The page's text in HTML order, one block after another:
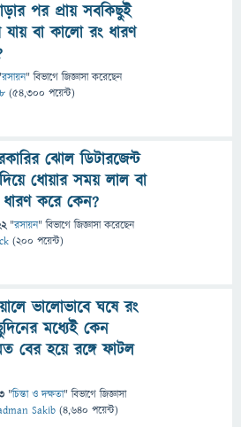
পর প্রায় সবকিছুই
বা কালো রং ধারণ
রসায়ন" বিভাগে জিজ্ঞাসাকরেছেন
(54,300 পয়েন্ট)
ঝোল ডিটারজেন্ট
ধোয়ার সময় লাল বা
করে কেন?
"রসায়ন" বিভাগে জিজ্ঞাসাকরেছেন
(200 পয়েন্ট)
ভালোভাবে ঘষে রং
মধ্যেই কেন
বের হয়ে রঙ্গে ফাটল
"চিন্তা ও দক্ষতা" বিভাগে জিজ্ঞাসা
Sakib (4,640 পয়েন্ট)